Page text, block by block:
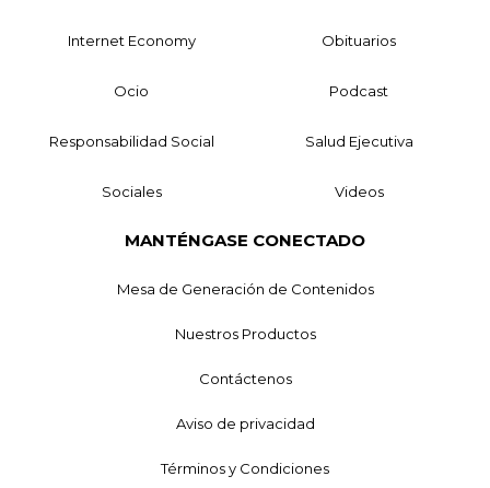
Internet Economy Obituarios
Ocio Podcast
Responsabilidad Social Salud Ejecutiva
Sociales Videos
MANTÉNGASE CONECTADO
Mesa de Generación de Contenidos
Nuestros Productos
Contáctenos
Aviso de privacidad
Términos y Condiciones